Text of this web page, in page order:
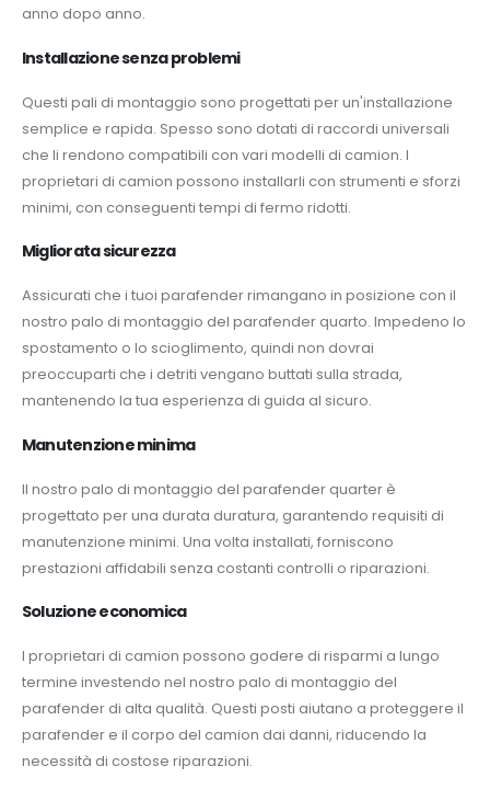
anno dopo anno.
Installazione senza problemi
Questi pali di montaggio sono progettati per un'installazione
semplice e rapida. Spesso sono dotati di raccordi universali
che li rendono compatibili con vari modelli di camion. I
proprietari di camion possono installarli con strumenti e sforzi
minimi, con conseguenti tempi di fermo ridotti.
Migliorata sicurezza
Assicurati che i tuoi parafender rimangano in posizione con il
nostro palo di montaggio del parafender quarto. Impedeno lo
spostamento o lo scioglimento, quindi non dovrai
preoccuparti che i detriti vengano buttati sulla strada,
mantenendo la tua esperienza di guida al sicuro.
Manutenzione minima
Il nostro palo di montaggio del parafender quarter è
progettato per una durata duratura, garantendo requisiti di
manutenzione minimi. Una volta installati, forniscono
prestazioni affidabili senza costanti controlli o riparazioni.
Soluzione economica
I proprietari di camion possono godere di risparmi a lungo
termine investendo nel nostro palo di montaggio del
parafender di alta qualità. Questi posti aiutano a proteggere il
parafender e il corpo del camion dai danni, riducendo la
necessità di costose riparazioni.